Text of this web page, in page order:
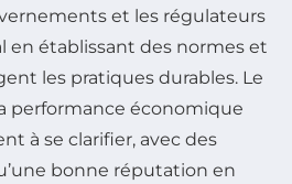
et les régulateurs
en établissant des normes et
les pratiques durables. Le
performance économique
à se clarifier, avec des
bonne réputation en